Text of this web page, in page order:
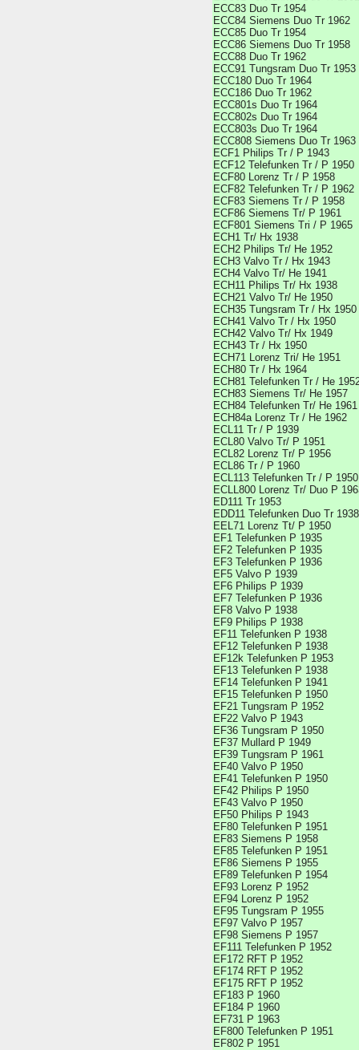
ECC83 Duo Tr 1954
ECC84 Siemens Duo Tr 1962
ECC85 Duo Tr 1954
ECC86 Siemens Duo Tr 1958
ECC88 Duo Tr 1962
ECC91 Tungsram Duo Tr 1953
ECC180 Duo Tr 1964
ECC186 Duo Tr 1962
ECC801s Duo Tr 1964
ECC802s Duo Tr 1964
ECC803s Duo Tr 1964
ECC808 Siemens Duo Tr 1963
ECF1 Philips Tr / P 1943
ECF12 Telefunken Tr / P 1950
ECF80 Lorenz Tr / P 1958
ECF82 Telefunken Tr / P 1962
ECF83 Siemens Tr / P 1958
ECF86 Siemens Tr/ P 1961
ECF801 Siemens Tri / P 1965
ECH1 Tr/ Hx 1938
ECH2 Philips Tr/ He 1952
ECH3 Valvo Tr / Hx 1943
ECH4 Valvo Tr/ He 1941
ECH11 Philips Tr/ Hx 1938
ECH21 Valvo Tr/ He 1950
ECH35 Tungsram Tr / Hx 1950
ECH41 Valvo Tr / Hx 1950
ECH42 Valvo Tr/ Hx 1949
ECH43 Tr / Hx 1950
ECH71 Lorenz Tri/ He 1951
ECH80 Tr / Hx 1964
ECH81 Telefunken Tr / He
ECH83 Siemens Tr/ He 1957
ECH84 Telefunken Tr/ He 1961
ECH84a Lorenz Tr / He 1962
ECL11 Tr / P 1939
ECL80 Valvo Tr/ P 1951
ECL82 Lorenz Tr/ P 1956
ECL86 Tr / P 1960
ECL113 Telefunken Tr / P 1950
ECLL800 Lorenz Tr/ Duo P
ED111 Tr 1953
EDD11 Telefunken Duo Tr 1938
EEL71 Lorenz Tt/ P 1950
EF1 Telefunken P 1935
EF2 Telefunken P 1935
EF3 Telefunken P 1936
EF5 Valvo P 1939
EF6 Philips P 1939
EF7 Telefunken P 1936
EF8 Valvo P 1938
EF9 Philips P 1938
EF11 Telefunken P 1938
EF12 Telefunken P 1938
EF12k Telefunken P 1953
EF13 Telefunken P 1938
EF14 Telefunken P 1941
EF15 Telefunken P 1950
EF21 Tungsram P 1952
EF22 Valvo P 1943
EF36 Tungsram P 1950
EF37 Mullard P 1949
EF39 Tungsram P 1961
EF40 Valvo P 1950
EF41 Telefunken P 1950
EF42 Philips P 1950
EF43 Valvo P 1950
EF50 Philips P 1943
EF80 Telefunken P 1951
EF83 Siemens P 1958
EF85 Telefunken P 1951
EF86 Siemens P 1955
EF89 Telefunken P 1954
EF93 Lorenz P 1952
EF94 Lorenz P 1952
EF95 Tungsram P 1955
EF97 Valvo P 1957
EF98 Siemens P 1957
EF111 Telefunken P 1952
EF172 RFT P 1952
EF174 RFT P 1952
EF175 RFT P 1952
EF183 P 1960
EF184 P 1960
EF731 P 1963
EF800 Telefunken P 1951
EF802 P 1951